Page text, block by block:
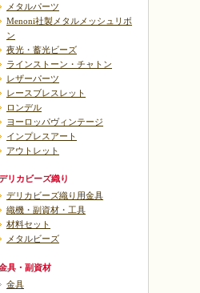
メタルパーツ
Menoni社製メタルメッシュリボ
ン
夜光・蓄光ビーズ
ラインストーン・チャトン
レザーパーツ
レースブレスレット
ロンデル
ヨーロッパヴィンテージ
インプレスアート
アウトレット
リカビーズ織り
デリカビーズ織り用金具
織機・副資材・工具
材料セット
メタルビーズ
具・副資材
金具